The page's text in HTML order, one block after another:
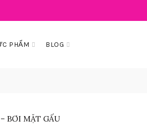
PHẨM BLOG
– BƠI MẶT GẤU